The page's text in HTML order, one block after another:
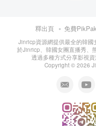
釋出頁 免費
Jinricp資源網提供最全的韓國
於Jinricp、韓國女團直播秀、
透過多種方式分享影視資
Copyright © 2026